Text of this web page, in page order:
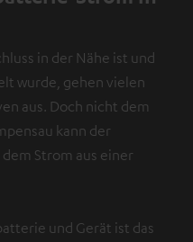
in der Nähe ist und
wurde, gehen vielen
aus. Doch nicht dem
kann der
dem Strom aus einer
und Gerät ist das